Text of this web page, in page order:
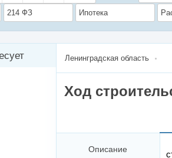
214 ФЗ Ипотека
Ленинградская область
Ход
Описание